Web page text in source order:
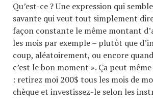
Qu’est-ce ? Une expression qui
savante qui veut tout simplement
façon constante le même montant
les mois par exemple – plutôt que
coup, aléatoirement, ou encore
c’est le bon moment ». Ça peut
: retirez moi 200$ tous les mois de
chèque et investissez-le selon les